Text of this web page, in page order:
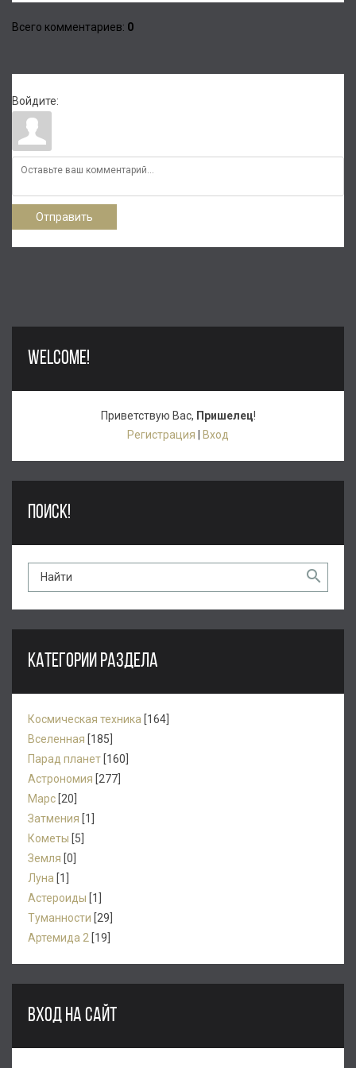
Всего комментариев: 0
Войдите:
Отправить
WELCOME!
Приветствую Вас, Пришелец!
Регистрация
Вход
ПОИСК!
КАТЕГОРИИ РАЗДЕЛА
Космическая техника [164]
Вселенная [185]
Парад планет [160]
Астрономия [277]
Марс [20]
Затмения [1]
Кометы [5]
Земля [0]
Луна [1]
Астероиды [1]
Туманности [29]
Артемида 2 [19]
ВХОД НА САЙТ